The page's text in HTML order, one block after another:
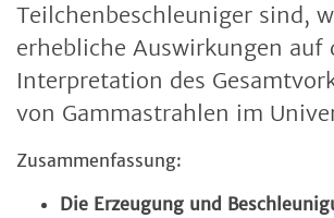
Teilchenbeschleuniger sind,
erhebliche Auswirkungen auf
Interpretation des
von Gammastrahlen im
Zusammenfassung:
Die Erzeugung und